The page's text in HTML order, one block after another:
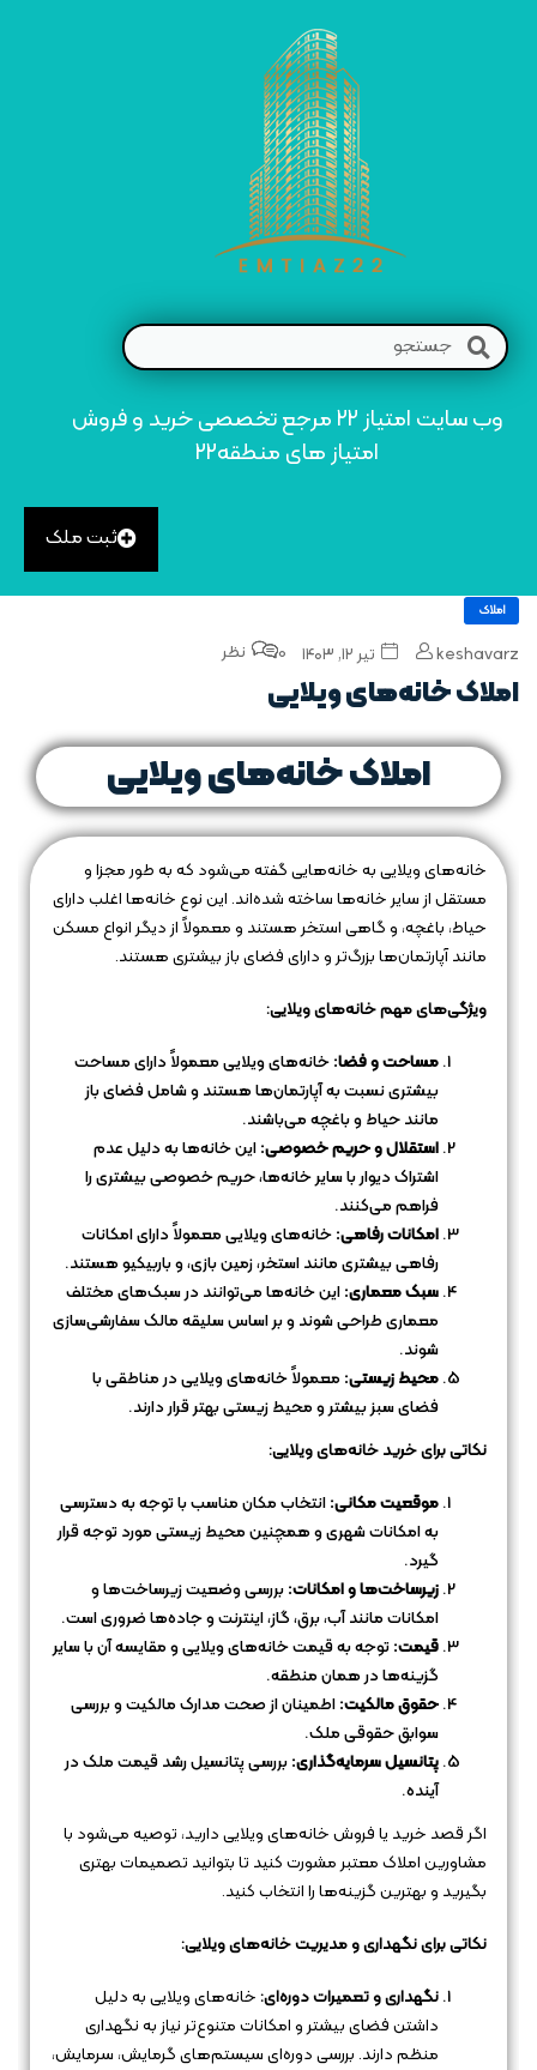
وب سایت امتیاز 22 مرجع تخصصی خرید و فروش
امتیاز های منطقه22
ثبت ملک
املاک
keshavarz تیر ۱۲, ۱۴۰۳ 0 نظر
املاک خانه‌های ویلایی
املاک خانه‌های ویلایی
خانه‌های ویلایی به خانه‌هایی گفته می‌شود که به طور مجزا و
مستقل از سایر خانه‌ها ساخته شده‌اند. این نوع خانه‌ها اغلب دارای
حیاط، باغچه، و گاهی استخر هستند و معمولاً از دیگر انواع مسکن
مانند آپارتمان‌ها بزرگ‌تر و دارای فضای باز بیشتری هستند.
ویژگی‌های مهم خانه‌های ویلایی:
مساحت و فضا:خانه‌های ویلایی معمولاً دارای مساحت
بیشتری نسبت به آپارتمان‌ها هستند و شامل فضای باز
مانند حیاط و باغچه می‌باشند.
استقلال و حریم خصوصی:این خانه‌ها به دلیل عدم
اشتراک دیوار با سایر خانه‌ها، حریم خصوصی بیشتری را
فراهم می‌کنند.
امکانات رفاهی:خانه‌های ویلایی معمولاً دارای امکانات
رفاهی بیشتری مانند استخر، زمین بازی، و باربیکیو هستند.
سبک معماری:این خانه‌ها می‌توانند در سبک‌های مختلف
معماری طراحی شوند و بر اساس سلیقه مالک سفارشی‌سازی
شوند.
محیط زیستی: معمولاً خانه‌های ویلایی در مناطقی با
فضای سبز بیشتر و محیط زیستی بهتر قرار دارند.
نکاتی برای خرید خانه‌های ویلایی:
موقعیت مکانی:انتخاب مکان مناسب با توجه به دسترسی
به امکانات شهری و همچنین محیط زیستی مورد توجه قرار
گیرد.
زیرساخت‌ها و امکانات:بررسی وضعیت زیرساخت‌ها و
امکانات مانند آب، برق، گاز، اینترنت و جاده‌ها ضروری است.
قیمت:توجه به قیمت خانه‌های ویلایی و مقایسه آن با سایر
گزینه‌ها در همان منطقه.
حقوق مالکیت:اطمینان از صحت مدارک مالکیت و بررسی
سوابق حقوقی ملک.
پتانسیل سرمایه‌گذاری:بررسی پتانسیل رشد قیمت ملک در
آینده.
اگر قصد خرید یا فروش خانه‌های ویلایی دارید، توصیه می‌شود با
مشاورین املاک معتبر مشورت کنید تا بتوانید تصمیمات بهتری
بگیرید و بهترین گزینه‌ها را انتخاب کنید.
نکاتی برای نگهداری و مدیریت خانه‌های ویلایی:
نگهداری و تعمیرات دوره‌ای:خانه‌های ویلایی به دلیل
داشتن فضای بیشتر و امکانات متنوع‌تر نیاز به نگهداری
منظم دارند. بررسی دوره‌ای سیستم‌های گرمایش، سرمایش،